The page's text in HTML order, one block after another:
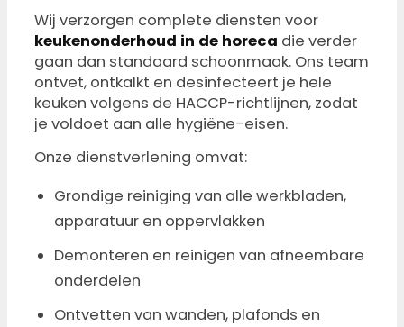
Wij verzorgen complete diensten voor
keukenonderhoud in de horeca die verder
gaan dan standaard schoonmaak. Ons team
ontvet, ontkalkt en desinfecteert je hele
keuken volgens de HACCP-richtlijnen, zodat
je voldoet aan alle hygiëne-eisen.
Onze dienstverlening omvat:
Grondige reiniging van alle werkbladen,
apparatuur en oppervlakken
Demonteren en reinigen van afneembare
onderdelen
Ontvetten van wanden, plafonds en